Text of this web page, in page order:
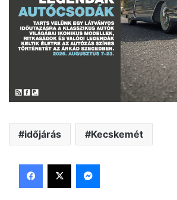
időjárás Kecskemét
Facebook
X Messenger